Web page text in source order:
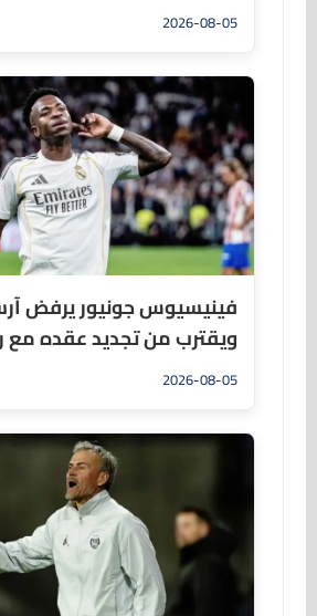
2026-08-05
فينيسيوس جونيور يرفض
ويقترب من تجديد عقده مع
2026-08-05